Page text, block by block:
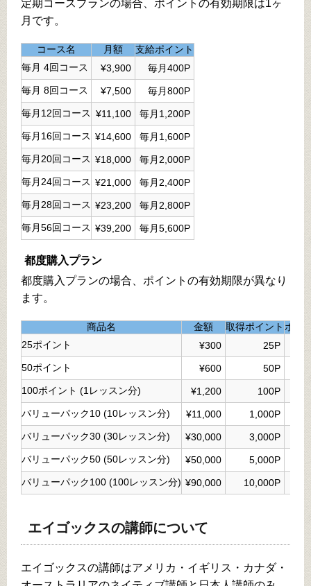
定期コースプランの場合、ポイントの有効期限は1ヶ
月です。
コース名 月額
支給ポイント
毎月 4回コース
¥3,900
毎月400P
毎月 8回コース
¥7,500
毎月800P
毎月12回コース ¥11,100
毎月1,200P
毎月16回コース ¥14,600
毎月1,600P
毎月20回コース ¥18,000
毎月2,000P
毎月24回コース ¥21,000
毎月2,400P
毎月28回コース ¥23,200
毎月2,800P
毎月56回コース ¥39,200 毎月5,600P
都度購入プラン
都度購入プランの場合、ポイントの有効期限が異なり
ます。
商品名 金額 取得ポイント ポイ
25ポイント
¥300
25P
50ポイント
¥600
50P
100ポイント (1レッスン分)
¥1,200
100P
バリューパック10 (10レッスン分)
¥11,000
1,000P
バリューパック30 (30レッスン分)
¥30,000
3,000P
バリューパック50 (50レッスン分)
¥50,000
5,000P
バリューパック100 (100レッスン分) ¥90,000 10,000P
エイゴックスの講師について
エイゴックスの講師はアメリカ・イギリス・カナダ・